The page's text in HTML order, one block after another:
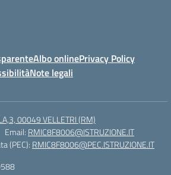
Albo onlinePrivacy Policy
Note legali
00049 VELLETRI (RM)
Email: RMIC8F8006@ISTRUZIONE.IT
(PEC): RMIC8F8006@PEC.ISTRUZIONE.IT